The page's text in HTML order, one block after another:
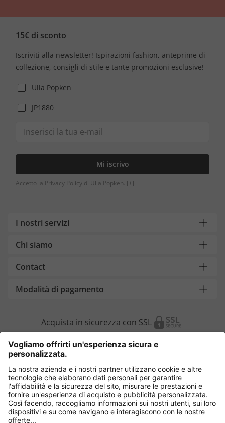
15€ di sconto
Iscriviti alla newsletter! Ispirazioni fashion, anteprime di
collezione, consigli di stile e tante promozioni esclusive!
Ulla Popken
JP1880
Mi iscrivo
Accetto la Privacy Policy di Ulla Popken. [+]
I nostri servizi
Chi siamo
Contact
Modalità di pagamento
Acquista in sicurezza con SSL
Cambia Paese
Italia